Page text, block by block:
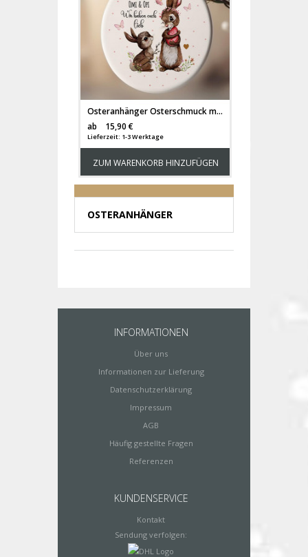
Osteranhänger Osterschmuck mit Häschen Hasen Hase Bunny Osterei Ostereier Spruch Omi & Opi Wir haben euch lieb Ostern easter ornaments eo4
ab
15,90 €
Lieferzeit: 1-3 Werktage
ZUM WARENKORB HINZUFÜGEN
OSTERANHÄNGER
INFORMATIONEN
Über uns
Informationen zur Lieferung
Datenschutzerklärung
Impressum
AGB
Häufig gestellte Fragen
Referenzen
KUNDENSERVICE
Kontakt
Sendung verfolgen: